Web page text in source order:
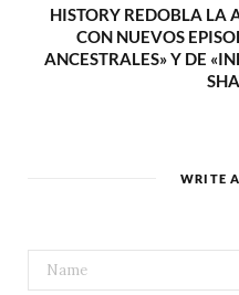
HISTORY REDOBLA LA
CON NUEVOS
ANCESTRALES» Y DE
WRITE